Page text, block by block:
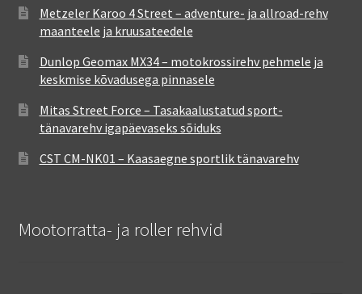
Metzeler Karoo 4 Street – adventure- ja allroad-rehv
maanteele ja kruusateedele
Dunlop Geomax MX34 – motokrossirehv pehmele ja
keskmise kõvadusega pinnasele
Mitas Street Force – Tasakaalustatud sport-
tänavarehv igapäevaseks sõiduks
CST CM-NK01 – Kaasaegne sportlik tänavarehv
Mootorratta- ja roller rehvid